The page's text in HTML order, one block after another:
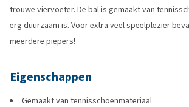
trouwe viervoeter. De bal is gemaakt van
erg duurzaam is. Voor extra veel speelplezier
meerdere piepers!
Eigenschappen
Gemaakt van tennisschoenmateriaal